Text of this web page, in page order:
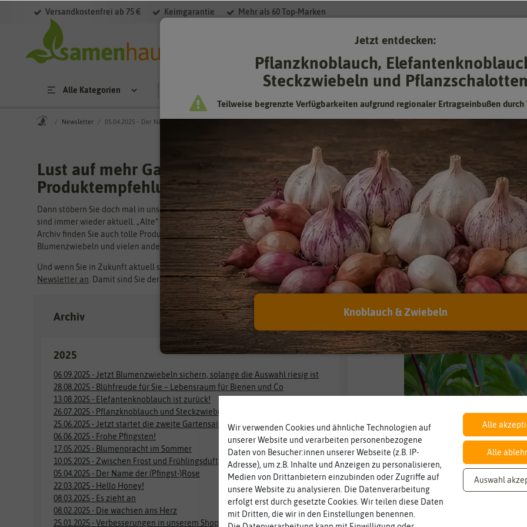
Versandkostenfrei ab 75 € Keimgarantie Mehr als 60 Top-Marken
Alle Kategorien
Newsletter 05.04.2025 - Der Name der (Pfingst-)Rose
Lust auf mehr Gartenwissen und
Produktempfehlungen?
Dann stöbern Sie doch mal in unseren Newslettern aus vergangener Zeit. Viele Themen
sind immer wieder aktuell. „Alte“ Newsletter gibt es bei uns nicht. In unserem Newsletter
Archiv finden Sie auch tolle Produktempfehlungen zu Saatgut, Geschenken,
Blumenzwiebeln und vielen anderen Artikeln.
Und wenn Sie in Zukunft aktuell sein wollen, dannmelden Sie sich doch für unseren
Newsletter an . Damit sind Sie der Zeit immer ein Stück voraus.
Archiv
2025
25.01.2025 - Verbesserungen in unserem Shop
08.02.2025 - Die wachsen ans Herz
08.03.2025 - Es zieht an
22.03.2025 - Hello Honey!
05.04.2025 - Der Name der (Pfingst-)Rose
10.05.2025 - Zwischen Frost und Frühlingsduft
17.05.2025 - Blumenpracht im Sommer
06.06.2025 - Frohe Pfingsten!
25.06.2025 - Jetzt startet die zweite Gartensaison
26.07.2025 - Pflanzknoblauch und Steckzwiebeln im Vorverkauf
13.08.2025 - Elefantenknoblauch ist zurück!
28.08.2025 - Blühfreude für Sie – Lebensraum für Bienen und Co
06.09.2025 - Jetzt Blumenzwiebeln sichern, solange die Auswahl riesig ist
Der
Spannende
Wir verwenden Cookies und ähnliche Technologien auf
unserer Website und verarbeiten personenbezogene
Daten von Besucher:innen unserer Webseite (z.B. IP-
Adresse), um z.B. Inhalte und Anzeigen zu personalisieren,
Medien von Drittanbietern einzubinden oder Zugriffe auf
unsere Website zu analysieren. Die Datenverarbeitung
erfolgt erst durch gesetzte Cookies. Wir teilen diese Daten
mit Dritten, die wir in den Einstellungen benennen.
Alle
Alle
Auswahl
Jetzt entdecken:
Pflanzknoblauch,
Steckzwiebeln und Pflanzschalotten
Teilweise begrenzte Verfügbarkeiten aufgrund regionaler Ertragseinbußen durch
Knoblauch & Zwiebeln